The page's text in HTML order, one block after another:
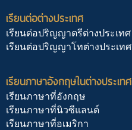
เรียนต่อต่างประเทศ
เรียนต่อปริญญาตรีต่างประเทศ
เรียนต่อปริญญาโทต่างประเทศ
เรียนภาษาอังกฤษในต่างประเทศ
เรียนภาษาที่อังกฤษ
เรียนภาษาที่นิวซีแลนด์
เรียนภาษาที่อเมริกา